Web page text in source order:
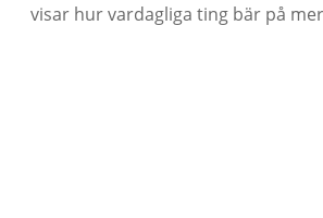
visar hur vardagliga ting bär på